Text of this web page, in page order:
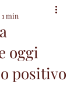
oggi
positivo
min